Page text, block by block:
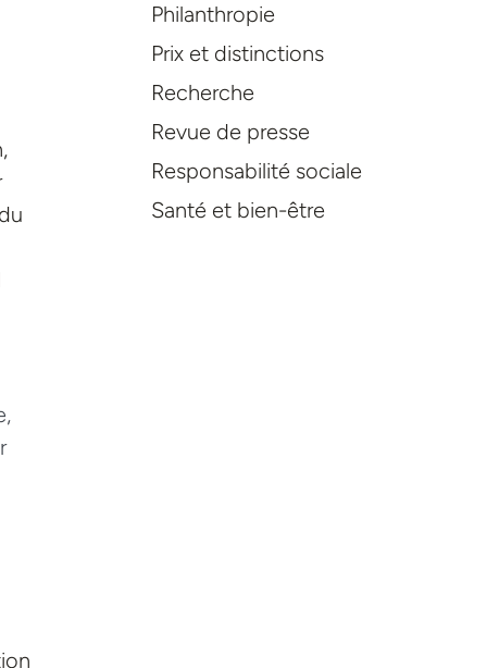
Philanthropie
Prix et distinctions
Recherche
Revue de presse
Responsabilité sociale
Santé et bien-être